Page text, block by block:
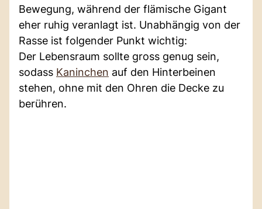
Bewegung, während der flämische Gigant
eher ruhig veranlagt ist. Unabhängig von der
Rasse ist folgender Punkt wichtig:
Der Lebensraum sollte gross genug sein,
sodass Kaninchen auf den Hinterbeinen
stehen, ohne mit den Ohren die Decke zu
berühren.